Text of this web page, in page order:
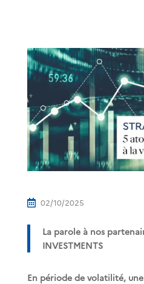
 02/10/2025
La parole à nos
INVESTMENTS
En période de volatilité,